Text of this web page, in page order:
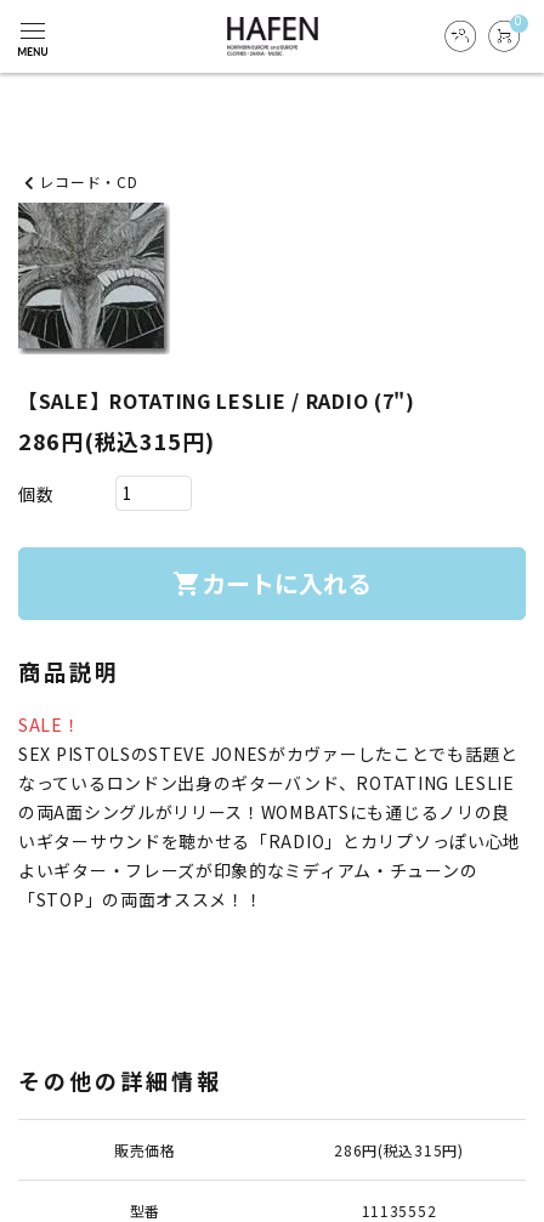
0
レコード・CD
【SALE】ROTATING LESLIE / RADIO (7")
286円(税込315円)
個数
shopping_cart カートに入れる
商品説明
SALE！
SEX PISTOLSのSTEVE JONESがカヴァーしたことでも話題と
なっているロンドン出身のギターバンド、ROTATING LESLIE
の両A面シングルがリリース！WOMBATSにも通じるノリの良
いギターサウンドを聴かせる「RADIO」とカリプソっぽい心地
よいギター・フレーズが印象的なミディアム・チューンの
「STOP」の両面オススメ！！
その他の詳細情報
販売価格 286円(税込315円)
型番 11135552